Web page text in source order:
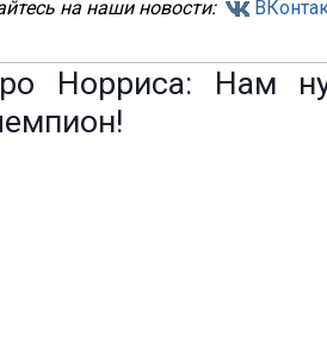
на наши новости: